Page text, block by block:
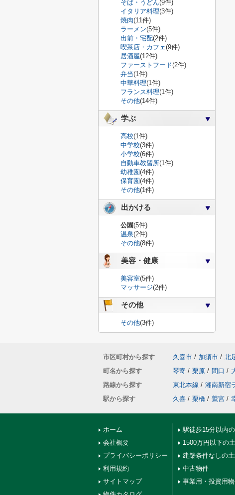
そば・うどん(9件)
イタリア料理(3件)
焼肉(11件)
ラーメン(5件)
出前・宅配(2件)
喫茶店・カフェ(9件)
居酒屋(12件)
ファーストフード(2件)
弁当(1件)
中華料理(1件)
フランス料理(1件)
その他(14件)
学ぶ
高校(1件)
中学校(3件)
小学校(6件)
自動車教習所(1件)
幼稚園(4件)
保育園(4件)
その他(1件)
出かける
公園(5件)
温泉(2件)
その他(8件)
美容・健康
美容室(5件)
マッサージ(2件)
その他
その他(3件)
市区町村から探す 久喜市 / 加須市 / 北
町名から探す
琴寄 / 栗原 / 間口 /
路線から探す
東北本線 / 湘南新宿
駅から探す
久喜 / 栗橋 / 鷲宮 /
ホーム
会社概要
プライバシーポリシー
利用規約
サイトマップ
駅徒歩15分以内
1500万円以下の
建築条件なしの
中古物件
事業用・投資用